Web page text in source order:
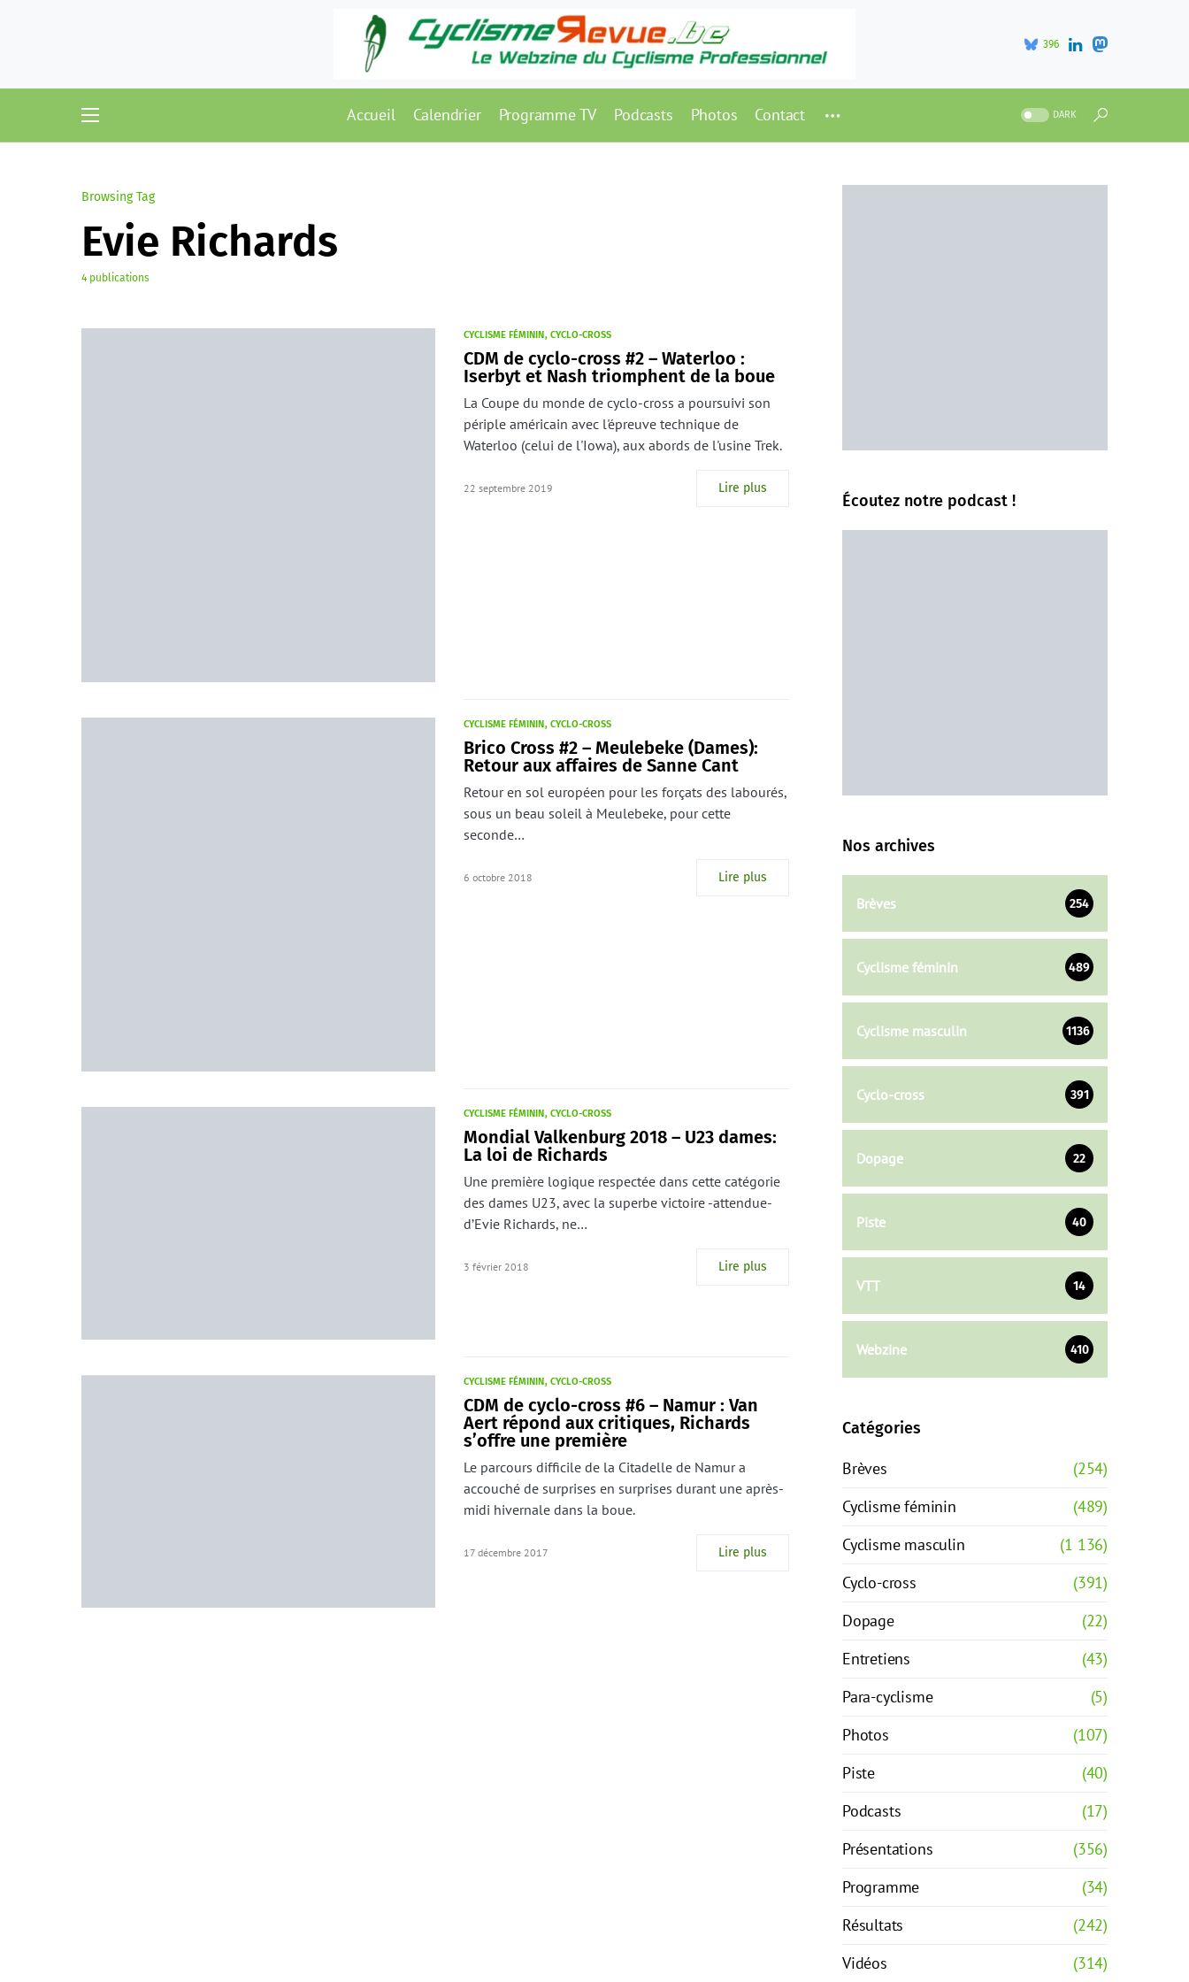
396
Accueil Calendrier Programme TV Podcasts Photos Contact DARK
Browsing Tag
Evie Richards
4 publications
CYCLISME FÉMININ CYCLO-CROSS
CDM de cyclo-cross #2 – Waterloo :
Iserbyt et Nash triomphent de la boue
La Coupe du monde de cyclo-cross a poursuivi son
périple américain avec l'épreuve technique de
Waterloo (celui de l'Iowa), aux abords de l'usine Trek.
22 septembre 2019 Lire plus
CYCLISME FÉMININ CYCLO-CROSS
Brico Cross #2 – Meulebeke (Dames):
Retour aux affaires de Sanne Cant
Retour en sol européen pour les forçats des labourés,
sous un beau soleil à Meulebeke, pour cette
seconde…
6 octobre 2018 Lire plus
CYCLISME FÉMININ CYCLO-CROSS
Mondial Valkenburg 2018 – U23 dames:
La loi de Richards
Une première logique respectée dans cette catégorie
des dames U23, avec la superbe victoire -attendue-
d’Evie Richards, ne…
3 février 2018 Lire plus
CYCLISME FÉMININ CYCLO-CROSS
CDM de cyclo-cross #6 – Namur : Van
Aert répond aux critiques, Richards
s’offre une première
Le parcours difficile de la Citadelle de Namur a
accouché de surprises en surprises durant une après-
midi hivernale dans la boue.
17 décembre 2017 Lire plus
Écoutez notre podcast !
Nos archives
Brèves 254
Cyclisme féminin 489
Cyclisme masculin 1136
Cyclo-cross 391
Dopage 22
Piste 40
VTT 14
Webzine 410
Catégories
Brèves
(254)
Cyclisme féminin
(489)
Cyclisme masculin
(1 136)
Cyclo-cross
(391)
Dopage
(22)
Entretiens
(43)
Para-cyclisme
(5)
Photos
(107)
Piste
(40)
Podcasts
(17)
Présentations
(356)
Programme
(34)
Résultats
(242)
Vidéos
(314)